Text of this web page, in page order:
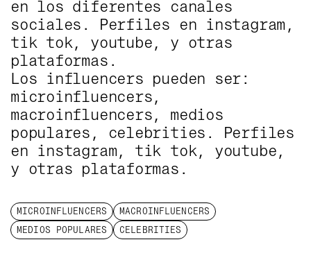
en los diferentes canales
sociales. Perfiles en instagram,
tik tok, youtube, y otras
plataformas.
Los influencers pueden ser:
microinfluencers,
macroinfluencers, medios
populares, celebrities. Perfiles
en instagram, tik tok, youtube,
y otras plataformas.
MICROINFLUENCERS
MACROINFLUENCERS
MEDIOS POPULARES
CELEBRITIES